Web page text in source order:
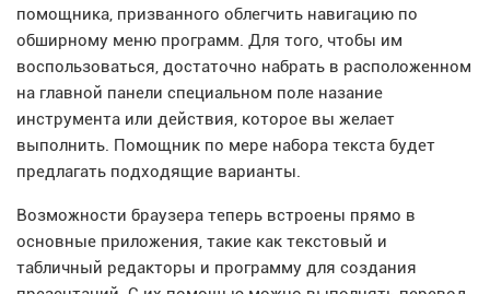
помощника, призванного облегчить навигацию по
обширному меню программ. Для того, чтобы им
воспользоваться, достаточно набрать в расположенном
на главной панели специальном поле назание
инструмента или действия, которое вы желает
выполнить. Помощник по мере набора текста будет
предлагать подходящие варианты.
Возможности браузера теперь встроены прямо в
основные приложения, такие как текстовый и
табличный редакторы и программу для создания